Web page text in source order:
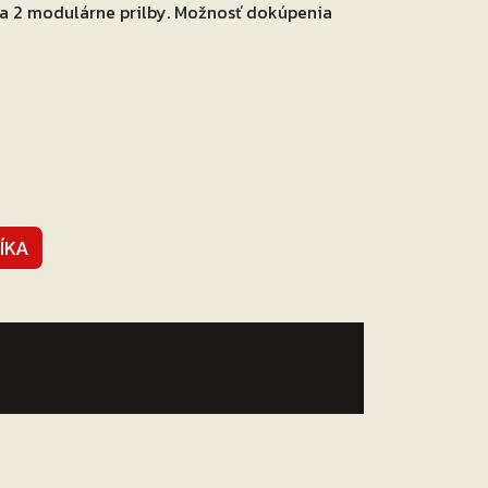
2 modulárne prilby. Možnosť dokúpenia